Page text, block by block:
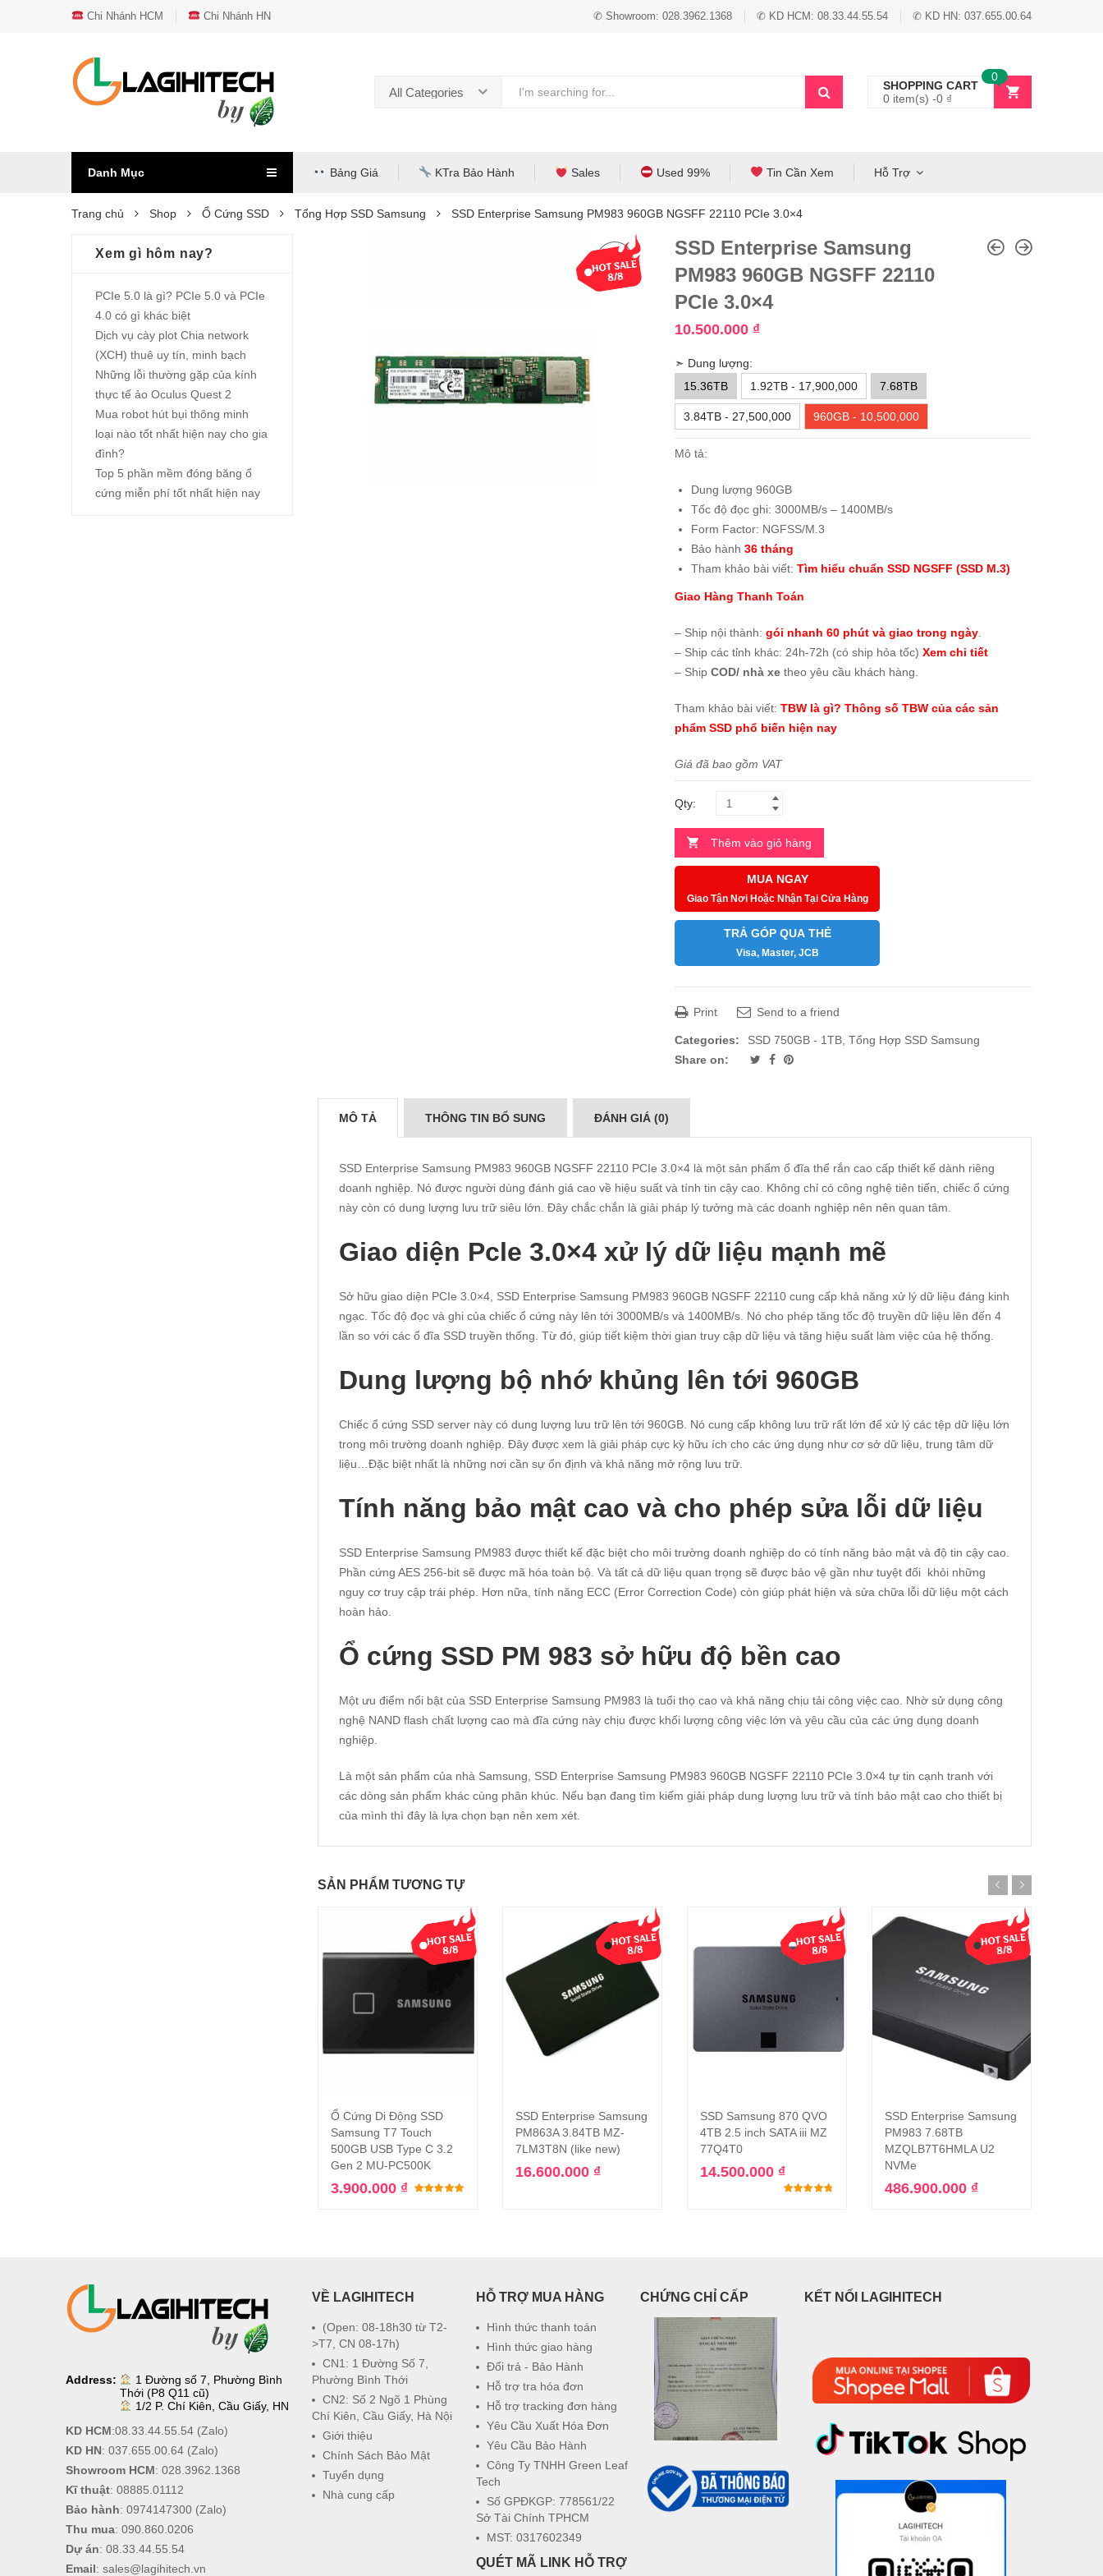
Chi Nhánh HCM Chi Nhánh HN ✆ Showroom: 028.3962.1368 ✆ KD HCM: 08.33.44.55.54 ✆ KD HN: 037.655.00.64
All Categories
SHOPPING CART
0 item(s) -0 ₫
0
Danh Mục Bảng Giá KTra Bảo Hành Sales Used 99% Tin Cần Xem Hỗ Trợ
Trang chủ Shop Ổ Cứng SSD Tổng Hợp SSD Samsung SSD Enterprise Samsung PM983 960GB NGSFF 22110 PCIe 3.0×4
SSD Enterprise Samsung
PM983 960GB NGSFF 22110
PCIe 3.0×4
10.500.000 ₫
➣ Dung lượng:
15.36TB
1.92TB - 17,900,000 7.68TB
3.84TB - 27,500,000 960GB - 10,500,000
Mô tả:
Dung lượng 960GB
Tốc độ đọc ghi: 3000MB/s – 1400MB/s
Form Factor: NGFSS/M.3
Bảo hành 36 tháng
Tham khảo bài viết: Tìm hiểu chuẩn SSD NGSFF (SSD M.3)
Giao Hàng Thanh Toán
– Ship nội thành: gói nhanh 60 phút và giao trong ngày
– Ship các tỉnh khác: 24h-72h (có ship hỏa tốc) Xem chi tiết
– Ship COD/ nhà xe theo yêu cầu khách hàng.
Tham khảo bài viết: TBW là gì? Thông số TBW của các sản
phẩm SSD phổ biến hiện nay
Giá đã bao gồm VAT
Qty:
Thêm vào giỏ hàng
MUA NGAY
Giao Tận Nơi Hoặc Nhận Tại Cửa Hàng
TRẢ GÓP QUA THẺ
Visa, Master, JCB
Print Send to a friend
Categories: SSD 750GB - 1TB, Tổng Hợp SSD Samsung
Share on:
MÔ TẢ THÔNG TIN BỔ SUNG ĐÁNH GIÁ (0)
SSD Enterprise Samsung PM983 960GB NGSFF 22110 PCIe 3.0×4 là một sản phẩm ổ đĩa thể rắn cao cấp thiết kế dành riêng
doanh nghiệp. Nó được người dùng đánh giá cao về hiệu suất và tính tin cậy cao. Không chỉ có công nghệ tiên tiến, chiếc ổ cứng
này còn có dung lượng lưu trữ siêu lớn. Đây chắc chắn là giải pháp lý tưởng mà các doanh nghiệp nên nên quan tâm.
Giao diện Pcle 3.0×4 xử lý dữ liệu mạnh mẽ
Sở hữu giao diện PCIe 3.0×4, SSD Enterprise Samsung PM983 960GB NGSFF 22110 cung cấp khả năng xử lý dữ liệu đáng kinh
ngạc. Tốc độ đọc và ghi của chiếc ổ cứng này lên tới 3000MB/s và 1400MB/s. Nó cho phép tăng tốc độ truyền dữ liệu lên đến 4
lần so với các ổ đĩa SSD truyền thống. Từ đó, giúp tiết kiệm thời gian truy cập dữ liệu và tăng hiệu suất làm việc của hệ thống.
Dung lượng bộ nhớ khủng lên tới 960GB
Chiếc ổ cứng SSD server này có dung lượng lưu trữ lên tới 960GB. Nó cung cấp không lưu trữ rất lớn để xử lý các tệp dữ liệu lớn
trong môi trường doanh nghiệp. Đây được xem là giải pháp cực kỳ hữu ích cho các ứng dụng như cơ sở dữ liệu, trung tâm dữ
liệu…Đặc biệt nhất là những nơi cần sự ổn định và khả năng mở rộng lưu trữ.
Tính năng bảo mật cao và cho phép sửa lỗi dữ liệu
SSD Enterprise Samsung PM983 được thiết kế đặc biệt cho môi trường doanh nghiệp do có tính năng bảo mật và độ tin cậy cao.
Phần cứng AES 256-bit sẽ được mã hóa toàn bộ. Và tất cả dữ liệu quan trọng sẽ được bảo vệ gần như tuyệt đối khỏi những
nguy cơ truy cập trái phép. Hơn nữa, tính năng ECC (Error Correction Code) còn giúp phát hiện và sửa chữa lỗi dữ liệu một cách
hoàn hảo.
Ổ cứng SSD PM 983 sở hữu độ bền cao
Một ưu điểm nổi bật của SSD Enterprise Samsung PM983 là tuổi thọ cao và khả năng chịu tải công việc cao. Nhờ sử dụng công
nghệ NAND flash chất lượng cao mà đĩa cứng này chịu được khối lượng công việc lớn và yêu cầu của các ứng dụng doanh
nghiệp.
Là một sản phẩm của nhà Samsung, SSD Enterprise Samsung PM983 960GB NGSFF 22110 PCIe 3.0×4 tự tin cạnh tranh với
các dòng sản phẩm khác cùng phân khúc. Nếu bạn đang tìm kiếm giải pháp dung lượng lưu trữ và tính bảo mật cao cho thiết bị
của mình thì đây là lựa chọn bạn nên xem xét.
SẢN PHẨM TƯƠNG TỰ
Thêm vào giỏ hàng
Ổ Cứng Di Động SSD
Samsung T7 Touch
500GB USB Type C 3.2
Gen 2 MU-PC500K
3.900.000 ₫
Thêm vào giỏ hàng
SSD Enterprise Samsung
PM863A 3.84TB MZ-
7LM3T8N (like new)
16.600.000 ₫
Thêm vào giỏ hàng
SSD Samsung 870 QVO
4TB 2.5 inch SATA iii MZ
77Q4T0
14.500.000 ₫
Được xếp hạng4.755 sao
Thêm vào giỏ hàng
SSD Enterprise Samsung
PM983 7.68TB
MZQLB7T6HMLA U2
NVMe
486.900.000 ₫
Xem gì hôm nay?
PCIe 5.0 là gì? PCIe 5.0 và PCIe
4.0 có gì khác biệt
Dịch vụ cày plot Chia network
(XCH) thuê uy tín, minh bạch
Những lỗi thường gặp của kính
thực tế ảo Oculus Quest 2
Mua robot hút bụi thông minh
loại nào tốt nhất hiện nay cho gia
đình?
Top 5 phần mềm đóng băng ổ
cứng miễn phí tốt nhất hiện nay
Address:
1 Đường số 7, Phường Bình
Thới (P8 Q11 cũ)
1/2 P. Chí Kiên, Cầu Giấy, HN
KD HCM:08.33.44.55.54(Zalo)
KD HN: 037.655.00.64(Zalo)
Showroom HCM: 028.3962.1368
Kĩ thuật: 08885.01112
Bảo hành: 0974147300(Zalo)
Thu mua: 090.860.0206
Dự án: 08.33.44.55.54
Email: sales@lagihitech.vn
VỀ LAGIHITECH
(Open: 08-18h30 từ T2-
>T7, CN 08-17h)
CN1: 1 Đường Số 7,
Phường Bình Thới
CN2: Số 2 Ngõ 1 Phùng
Chí Kiên, Cầu Giấy, Hà Nội
Giới thiệu
Chính Sách Bảo Mật
Tuyển dụng
Nhà cung cấp
HỖ TRỢ MUA HÀNG
Hình thức thanh toán
Hình thức giao hàng
Đổi trả - Bảo Hành
Hỗ trợ tra hóa đơn
Hỗ trợ tracking đơn hàng
Yêu Cầu Xuất Hóa Đơn
Yêu Cầu Bảo Hành
Công Ty TNHH Green Leaf
Tech
Số GPĐKGP: 778561/22
Sở Tài Chính TPHCM
MST: 0317602349
QUÉT MÃ LINK HỖ TRỢ
CHỨNG CHỈ CẤP KẾT NỐI LAGIHITECH